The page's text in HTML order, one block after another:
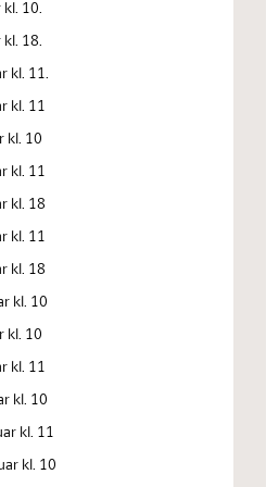
10.
18.
kl. 11.
kl. 11
kl. 10
kl. 11
kl. 18
kl. 11
kl. 18
kl. 10
kl. 10
kl. 11
kl. 10
kl. 11
kl. 10